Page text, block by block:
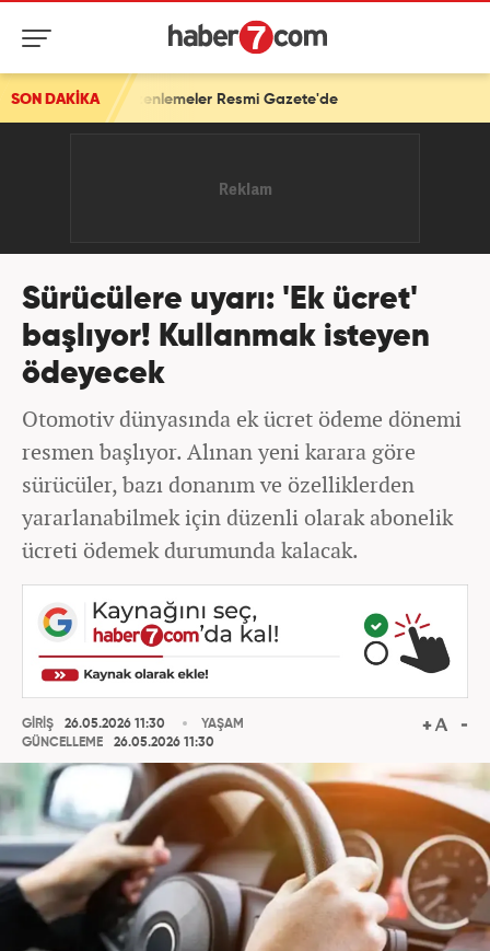
SON DAKİKAResmi Gazete'de
Sürücülere uyarı: 'Ek ücret'
başlıyor! Kullanmak isteyen
ödeyecek
Otomotiv dünyasında ek ücret ödeme dönemi
resmen başlıyor. Alınan yeni karara göre
sürücüler, bazı donanım ve özelliklerden
yararlanabilmek için düzenli olarak abonelik
ücreti ödemek durumunda kalacak.
GİRİŞ
26.05.2026 11:30
GÜNCELLEME
26.05.2026 11:30
YAŞAM